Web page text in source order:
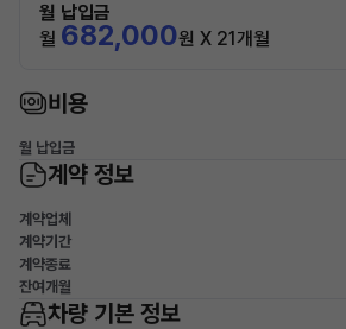
월 납입금
월 682,000원 X 21개월
비용
월 납입금
계약 정보
계약업체
계약기간
계약종료
잔여개월
차량 기본 정보